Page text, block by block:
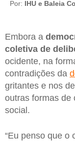
Por: IHU e Baleia
Embora a
coletiva de
ocidente, na
contradições da
gritantes e nos
outras formas de
social.
“Eu penso que o